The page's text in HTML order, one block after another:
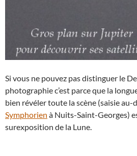
Si vous ne pouvez pas distinguer le
photographie c’est parce que la
bien révéler toute la scène (saisie au-
Symphorien à Nuits-Saint-Georges)
surexposition de la Lune.